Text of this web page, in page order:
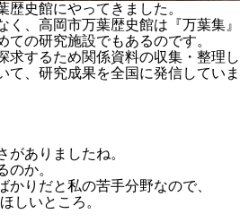
歴史館にやってきました。
く、高岡市万葉歴史館は『万葉集』
ての研究施設でもあるのです。
求するため関係資料の収集・整理し
て、研究成果を全国に発信していま
がありましたね。
のか。
りだと私の苦手分野なので、
しいところ。